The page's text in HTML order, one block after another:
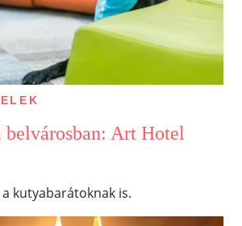
belvárosban: Art Hotel
kutyabarátoknak is.